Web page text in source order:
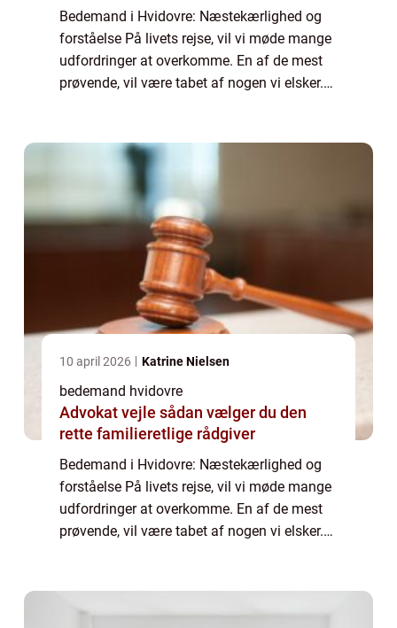
Bedemand i Hvidovre: Næstekærlighed og
forståelse På livets rejse, vil vi møde mange
udfordringer at overkomme. En af de mest
prøvende, vil være tabet af nogen vi elsker.
10 april 2026 Katrine Nielsen
bedemand hvidovre
Advokat vejle sådan vælger du den
rette familieretlige rådgiver
Bedemand i Hvidovre: Næstekærlighed og
forståelse På livets rejse, vil vi møde mange
udfordringer at overkomme. En af de mest
prøvende, vil være tabet af nogen vi elsker.